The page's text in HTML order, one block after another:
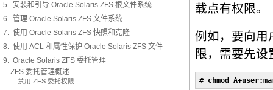
5. 安装和引导 Oracle Solaris ZFS 根文件系统
6. 管理 Oracle Solaris ZFS 文件系统
7. 使用 Oracle Solaris ZFS 快照和克隆
8. 使用 ACL 和属性保护 Oracle Solaris ZFS 文件
9. Oracle Solaris ZFS 委托管理
ZFS 委托管理概述
禁用 ZFS 委托权限
载点有权限。
例如，要向
限，需要先设
# chmod